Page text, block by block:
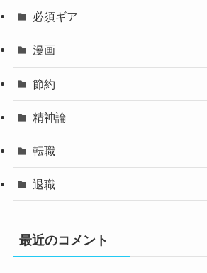
必須ギア
漫画
節約
精神論
転職
退職
最近のコメント